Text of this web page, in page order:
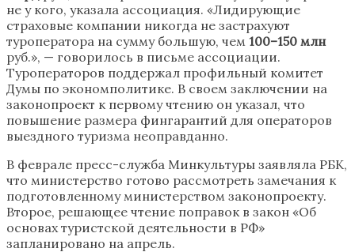
не у кого, указала ассоциация. «Лидирующие
страховые компании никогда не застрахуют
туроператора на сумму большую, чем 100–150 млн
руб.», — говорилось в письме ассоциации.
Туроператоров поддержал профильный комитет
Думы по экономполитике. В своем заключении на
законопроект к первому чтению он указал, что
повышение размера фингарантий для операторов
выездного туризма неоправданно.
В феврале пресс-служба Минкультуры заявляла РБК,
что министерство готово рассмотреть замечания к
подготовленному министерством законопроекту.
Второе, решающее чтение поправок в закон «Об
основах туристской деятельности в РФ»
запланировано на апрель.